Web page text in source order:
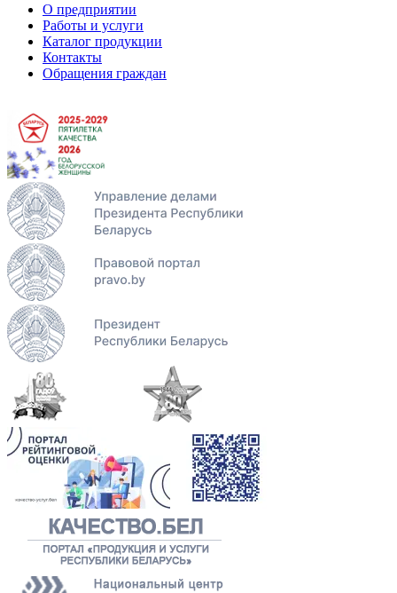
О предприятии
Работы и услуги
Каталог продукции
Контакты
Обращения граждан